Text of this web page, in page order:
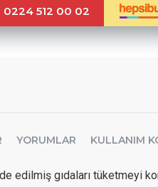
0224 512 00 02
YORUMLAR KULLANIM
edilmiş gıdaları tüketmeyi